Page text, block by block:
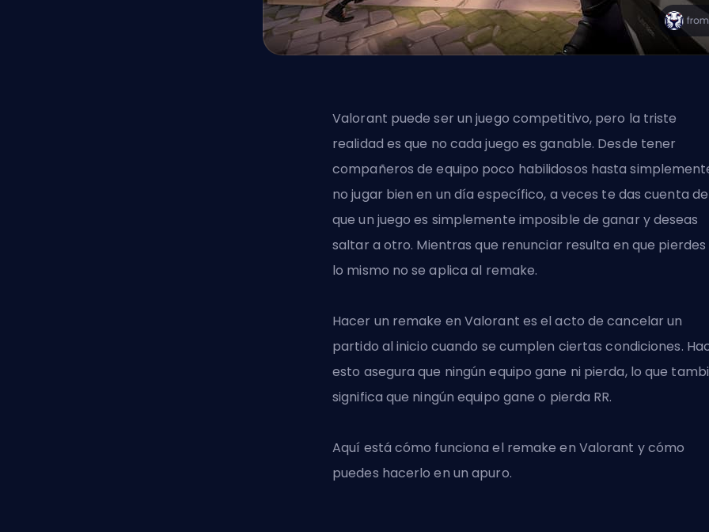
Valorant puede ser un juego competitivo, pero la triste
realidad es que no cada juego es ganable. Desde tener
compañeros de equipo poco habilidosos hasta
no jugar bien en un día específico, a veces te das cuenta de
que un juego es simplemente imposible de ganar y deseas
saltar a otro. Mientras que renunciar resulta en que pierdes
lo mismo no se aplica al remake.
Hacer un remake en Valorant es el acto de cancelar un
partido al inicio cuando se cumplen ciertas condiciones.
esto asegura que ningún equipo gane ni pierda, lo que
significa que ningún equipo gane o pierda RR.
Aquí está cómo funciona el remake en Valorant y cómo
puedes hacerlo en un apuro.